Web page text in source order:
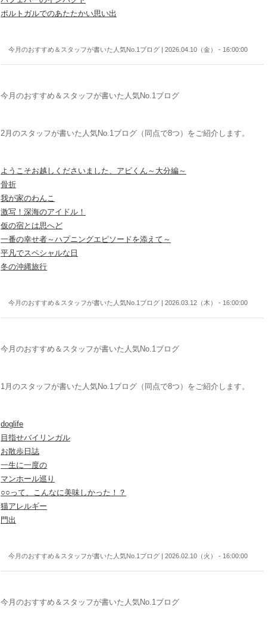
ポルトガルでのあたたかい思い出
今月のおすすめ＆スタッフが書いた人気No.1ブログ | 2026.04.10（金） - 16:00:00
今月のおすすめ＆スタッフが書いた人気No.1ブログ
2月のスタッフが書いた人気No.1ブログ（同点で8つ）をご紹介します。
ようこそお越しくださいました、アビくん～大分編～
骨折
我が家のわんこ
激写！深海のアイドル！
仮の宿とは思へど
一番の幸せ者～ハプニングエピソードを添えて～
平凡でスペシャルな日
冬の沖縄旅行
今月のおすすめ＆スタッフが書いた人気No.1ブログ | 2026.03.12（木） - 16:00:00
今月のおすすめ＆スタッフが書いた人気No.1ブログ
1月のスタッフが書いた人気No.1ブログ（同点で8つ）をご紹介します。
doglife
目指せバイリンガル
お散歩日誌
一生に一度の
マンホール巡り
○○って、こんなに美味しかった！？
猫アレルギー
門出
今月のおすすめ＆スタッフが書いた人気No.1ブログ | 2026.02.10（火） - 16:00:00
今月のおすすめ＆スタッフが書いた人気No.1ブログ